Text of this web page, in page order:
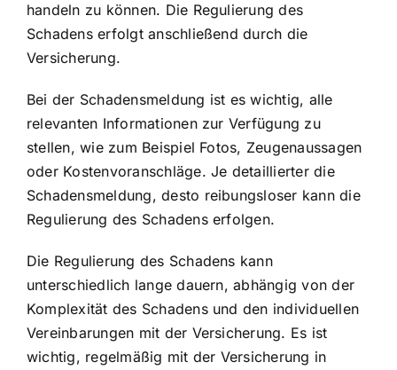
handeln zu können. Die Regulierung des
Schadens erfolgt anschließend durch die
Versicherung.
Bei der Schadensmeldung ist es wichtig, alle
relevanten Informationen zur Verfügung zu
stellen, wie zum Beispiel Fotos, Zeugenaussagen
oder Kostenvoranschläge. Je detaillierter die
Schadensmeldung, desto reibungsloser kann die
Regulierung des Schadens erfolgen.
Die Regulierung des Schadens kann
unterschiedlich lange dauern, abhängig von der
Komplexität des Schadens und den individuellen
Vereinbarungen mit der Versicherung. Es ist
wichtig, regelmäßig mit der Versicherung in